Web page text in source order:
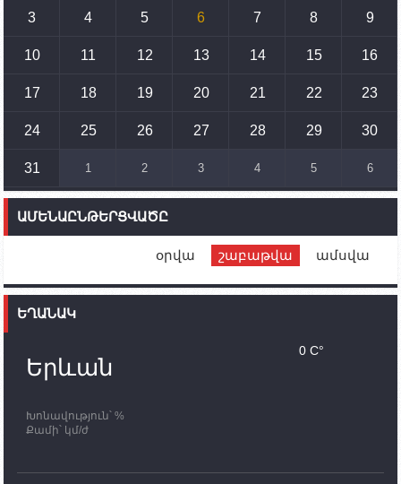
15:10 02.10.2023
սպառնալիքները կասեցնելու համար. իսպանացի
պատգամավորը Գորիսում է
14:54 02.10.2023
տեղակայված հայկական դիրքերի անձնակազմի
համար սնունդ տեղափոխող մեքենայի
ունեն. կիպրոսցի խորհրդարանականը՝ Ալեն
Ֆրանսիայի ԱԳ նախարարը կայցելի Հայաստան
պատասխանատուներ կմնան ԼՂ-ում՝ մինչև
որոնողափրկարարական աշխատանքների
11:03
ՄԱԿ-ի առաքելությունը շատ, շատ, շատ օգտակար
3 4 5 6 7 8 9
10 11 12 13 14 15 16
17 18 19 20 21 22 23
24 25 26 27 28 29 30
31 1 2 3 4 5 6
ԱՄԵՆԱԸՆԹԵՐՑՎԱԾԸ
օրվա շաբաթվա ամսվա
ԵՂԱՆԱԿ
Երևան
Խոնավություն՝ %
Քամի՝ կմ/ժ
0 C°